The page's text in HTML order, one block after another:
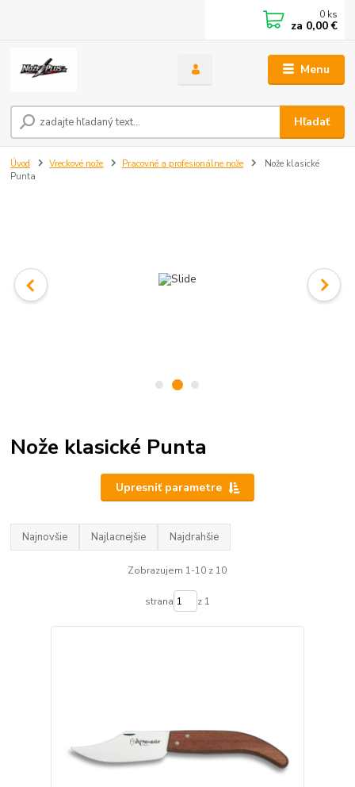
Menu
Hľadať
0 ks
za 0,00 €
Úvod Vreckové nože Pracovné a profesionálne nože
Nože klasické
Punta
Nože klasické Punta
Upresniť parametre
Najnovšie Najlacnejšie Najdrahšie
Zobrazujem 1-10 z 10
strana z 1